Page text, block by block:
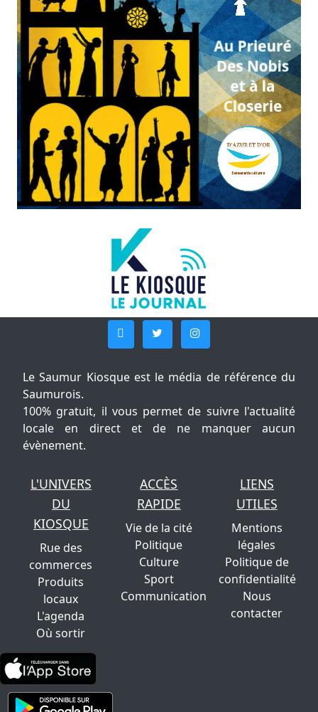
Le Saumur Kiosque est le média de référence du
Saumurois.
100% gratuit, il vous permet de suivre l'actualité
locale en direct et de ne manquer aucun
évènement.
L'UNIVERS
DU
KIOSQUE
Rue des
commerces
Produits
locaux
L'agenda
Où sortir
ACCÈS
RAPIDE
Vie de la cité
Politique
Culture
Sport
Communication
LIENS
UTILES
Mentions
légales
Politique de
confidentialité
Nous
contacter